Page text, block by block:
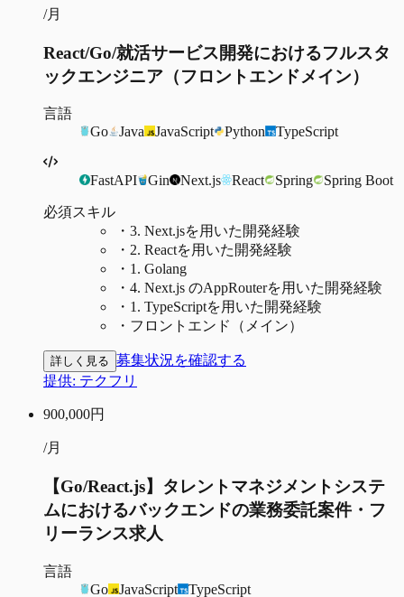
/月
React/Go/就活サービス開発におけるフルスタ
ックエンジニア（フロントエンドメイン）
言語
Go
Java JavaScript Python TypeScript
FastAPI Gin Next.js React Spring Spring Boot
必須スキル
・ 3. Next.jsを用いた開発経験
・ 2. Reactを用いた開発経験
・ 1. Golang
・ 4. Next.js のAppRouterを用いた開発経験
・ 1. TypeScriptを用いた開発経験
・ フロントエンド（メイン）
詳しく見る 募集状況を確認する
提供: テクフリ
900,000円
/月
【Go/React.js】タレントマネジメントシステ
ムにおけるバックエンドの業務委託案件・フ
リーランス求人
言語
Go
JavaScript TypeScript